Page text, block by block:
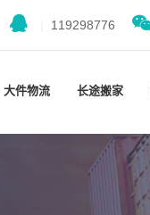
119298776
大件物流 长途搬家